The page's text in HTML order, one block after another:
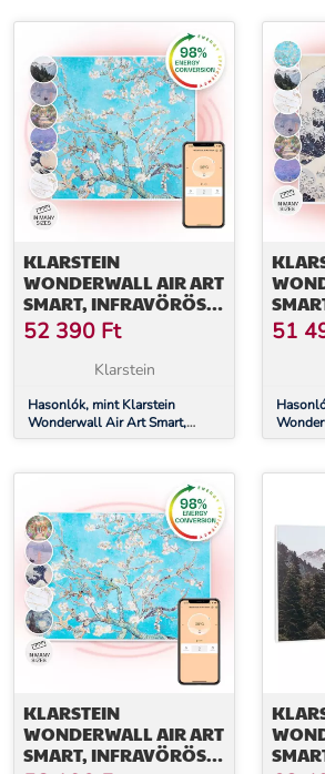
napfelkelte
ösvény
KLARSTEIN
WONDERWALL AIR ART
SMART, INFRAVÖRÖS
HŐSUGÁRZÓ, 60 X 60
CM, 350 W,
ALKALMAZÁS,
52 390 Ft
Klarstein
Hasonlók, mint Klarstein
Wonderwall Air Art Smart,
infravörös hősugárzó, 60 x 60
mandula virág
CM,
51
KLARSTEIN
WONDERWALL AIR ART
SMART, INFRAVÖRÖS